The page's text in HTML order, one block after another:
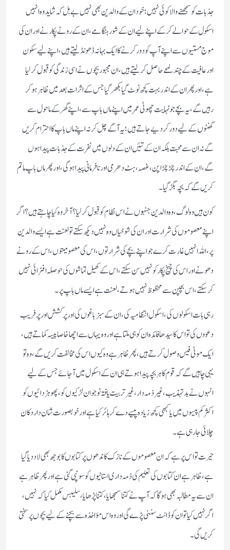
جذبات کو سمجھنے والا کوئی نہیں؛ خود ان کے والدین بھی نہیں بے بل کہ شاید وہ انہیں
اسکول کے حوالے کرکے اپنے لیے ان کے شور ہنگامے، ان کے رونے پکارنے اور ان کی
موج مستیوں سے اپنے آپ کو دور کرنے کا ایک بہانہ ڈھونڈ لیتے ہیں، اپنے لیے سکون
اور عافیت کے چند لمحے حاصل کرلیتے ہیں، ان مجبور بچوں نے اسی زندگی کو قبول کرلیا
ہے، اور پھر ان کے اندر بہت کچھ ٹوٹ گیا بکھر گیا جس کے اثرات بعد میں ظاہر ہو کر
رہیں گے، یہ بچے جو نہایت چھوٹی عمر میں اپنے ماں باپ سے، اپنے گھر کے ماحول سے
گھنٹوں کے لیے دور کر دیے جاتے ہیں؛ یہ آگے چل کر نہ اپنے ماں باپ کا احترام کریں
گے نہ ان سے محبت بلکہ ان کے تئیں ان کے دلوں میں نفرت کے جذبات پیدا ہوں
گے، ان کے اندر چڑچڑاپن، غصہ، ہٹ دھرمی اور نافرمانی پیدا ہوگی، اور پھر ماں باپ ماتم
کریں گے کہ بچہ بگڑ گیا۔
کون ہیں وہ لوگ، وہ والدین جنہوں نے اس نظام کو قبول کرلیا؟ آخر وہ کیا چاہتے ہیں؟ اگر
اپنے معصوموں کی شرارت اور ان کی شوخیاں وہ نہیں دیکھ سکتے تو لعنت ہے ایسے والدین
پر، اللہ انہیں غارت کرے جو اپنے بچے کی شرارتوں، اس کی معصومیتوں، اس کے رونے
دھونے اور اس کی چیخ پکار کو نہیں سن سکتے، اس کے کھیل تماشوں کی حوصلہ افزائی نہیں
کرسکتے، اس بچپن سے محظوظ نہیں ہوتے، لعنت ہے ایسے ماں باپ پر۔
رہی بات اسکولوں کی، اسکول انتظامیہ کی، ان کے سبز باغوں کی اور پرکشش اور پر فریب
دعووں کی تو اس کا سیدھا فائدہ ان کو ہی ملتا ہے اور وہ یہاں سے اچھا خاصا پیسہ کماتے ہیں،
ایک موٹی فیس وصول کرتے ہیں، پھر ظاہر ہے وہ کیوں اس کی مخالفت کریں گے، وہ تو
یہی چاہیں گے کہ قوم کا ہر بچہ پیدا ہوتے ہی ان کے اسکول میں آجائے جس کے لیے
انہوں نے بد تہذیب، غیر ذمہ دار، غیر تربیت یافتہ نوجوان لڑکیوں کو، پھوہڑ دائیوں کو
اکثر کم پیسوں میں یا کبھی کچھ زیادہ پیسے دے کر ہائر کیا ہے اور خوبصورت شان دار دکان
چلائی جارہی ہے۔
حیرت تو اس پر ہے کہ ان معصوموں کے نازک کاندھوں پر کتابوں کا بوجھ بھی لاد دیا گیا
ہے، ظاہر ہے ان کتابوں کی تعلیم کی ذمہ داری استانیوں کو سونپی گئی ہے اور پھر ظاہر ہے
ان سے یہ مطالبہ بھی ہوگا کہ آپ نے کتنا سمجھایا، کتنا پڑھایا، سلیبس مکمل کیا کہ نہیں،
اگر نہیں کیا تو ان کو ڈانٹ سننی پڑے گی اور وہ اس مؤاخذہ سے بچنے کے لیے بچوں پر سختی
کریں گی۔